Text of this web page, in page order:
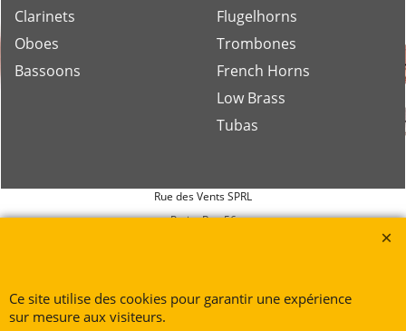
Clarinets
Oboes
Bassoons
Flugelhorns
Trombones
French Horns
Low Brass
Tubas
Rue des Vents SPRL
Petite Rue 56
@.contact@ruedesvents.com
Au capital de 5000€ - N°BE1007294916
Ce site utilise des cookies pour garantir une expérience
sur mesure aux visiteurs.